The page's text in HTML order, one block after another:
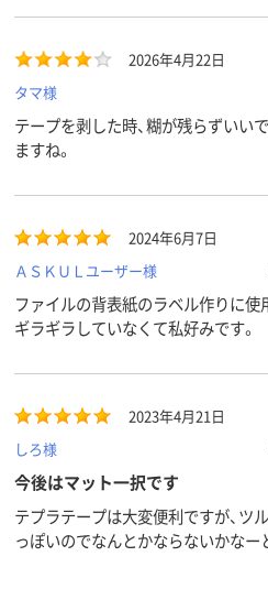
2026年4月22日
タマ様
テープを剥した時、糊が残らずいい
ますね。
2024年6月7日
ＡＳＫＵＬユーザー様
ファイルの背表紙のラベル作りに
ギラギラしていなくて私好みです。
2023年4月21日
しろ様
今後はマット一択です
テプラテープは大変便利ですが、ツ
っぽいのでなんとかならないかなー
ろは上質紙タイプのテープを使っ